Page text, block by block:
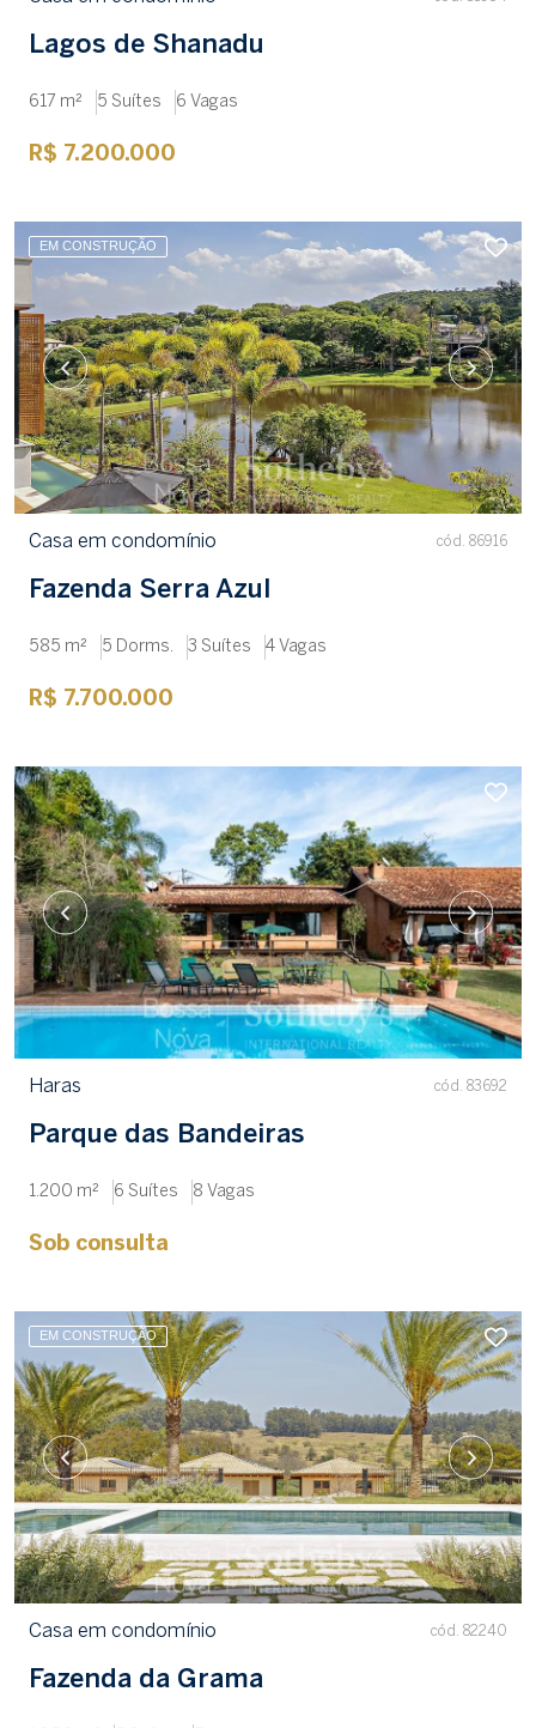
Lagos de Shanadu
617 m² 5 Suítes 6 Vagas
R$ 7.200.000
EM CONSTRUÇÃO
Casa em condomínio cód. 86916
Fazenda Serra Azul
585 m² 5 Dorms. 3 Suítes 4 Vagas
R$ 7.700.000
Haras cód. 83692
Parque das Bandeiras
1.200 m² 6 Suítes 8 Vagas
Sob consulta
EM CONSTRUÇÃO
Casa em condomínio cód. 82240
Fazenda da Grama